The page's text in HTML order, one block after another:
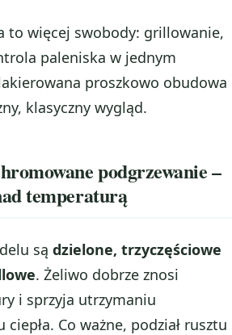
to więcej swobody: grillowanie,
paleniska w jednym
proszkowo obudowa
klasyczny wygląd.
podgrzewanie –
temperaturą
są dzielone, trzyczęściowe
. Żeliwo dobrze znosi
i sprzyja utrzymaniu
Co ważne, podział rusztu